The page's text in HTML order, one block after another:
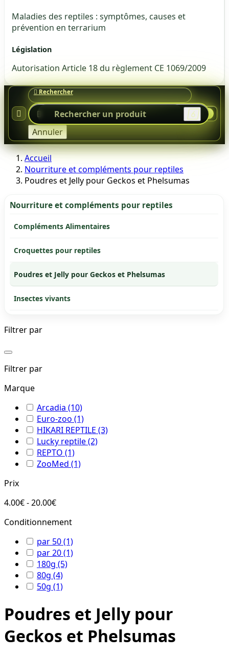
Maladies des reptiles : symptômes, causes et
prévention en terrarium
Législation
Autorisation Article 18 du règlement CE 1069/2009



Annuler

Accueil
Nourriture et compléments pour reptiles
Poudres et Jelly pour Geckos et Phelsumas
Nourriture et compléments pour reptiles
Compléments Alimentaires
Croquettes pour reptiles
Poudres et Jelly pour Geckos et Phelsumas
Insectes vivants
Filtrer par
Filtrer par
Marque
Arcadia (10)
Euro-zoo (1)
HIKARI REPTILE (3)
Lucky reptile(2)
REPTO (1)
ZooMed (1)
Prix
4.00€ - 20.00€
Conditionnement
par 50(1)
par 20(1)
180g (5)
80g (4)
50g (1)
Poudres et Jelly pour
Geckos et Phelsumas